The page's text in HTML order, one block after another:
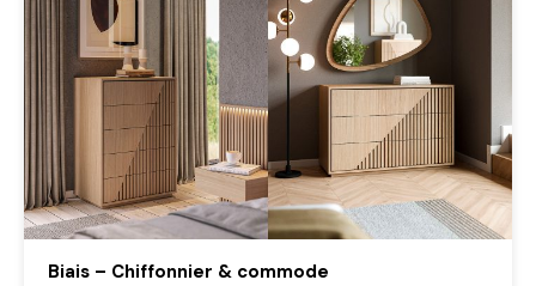
Biais – Chiffonnier & commode